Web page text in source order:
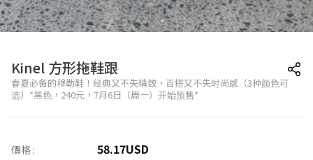
Kinel 方形拖鞋跟
春夏必备的穆勒鞋！经典又不失精致，百搭又不失时尚感（3种颜色可
选）*黑色，240元，7月6日（周一）开始预售*
價格 : 58.17USD